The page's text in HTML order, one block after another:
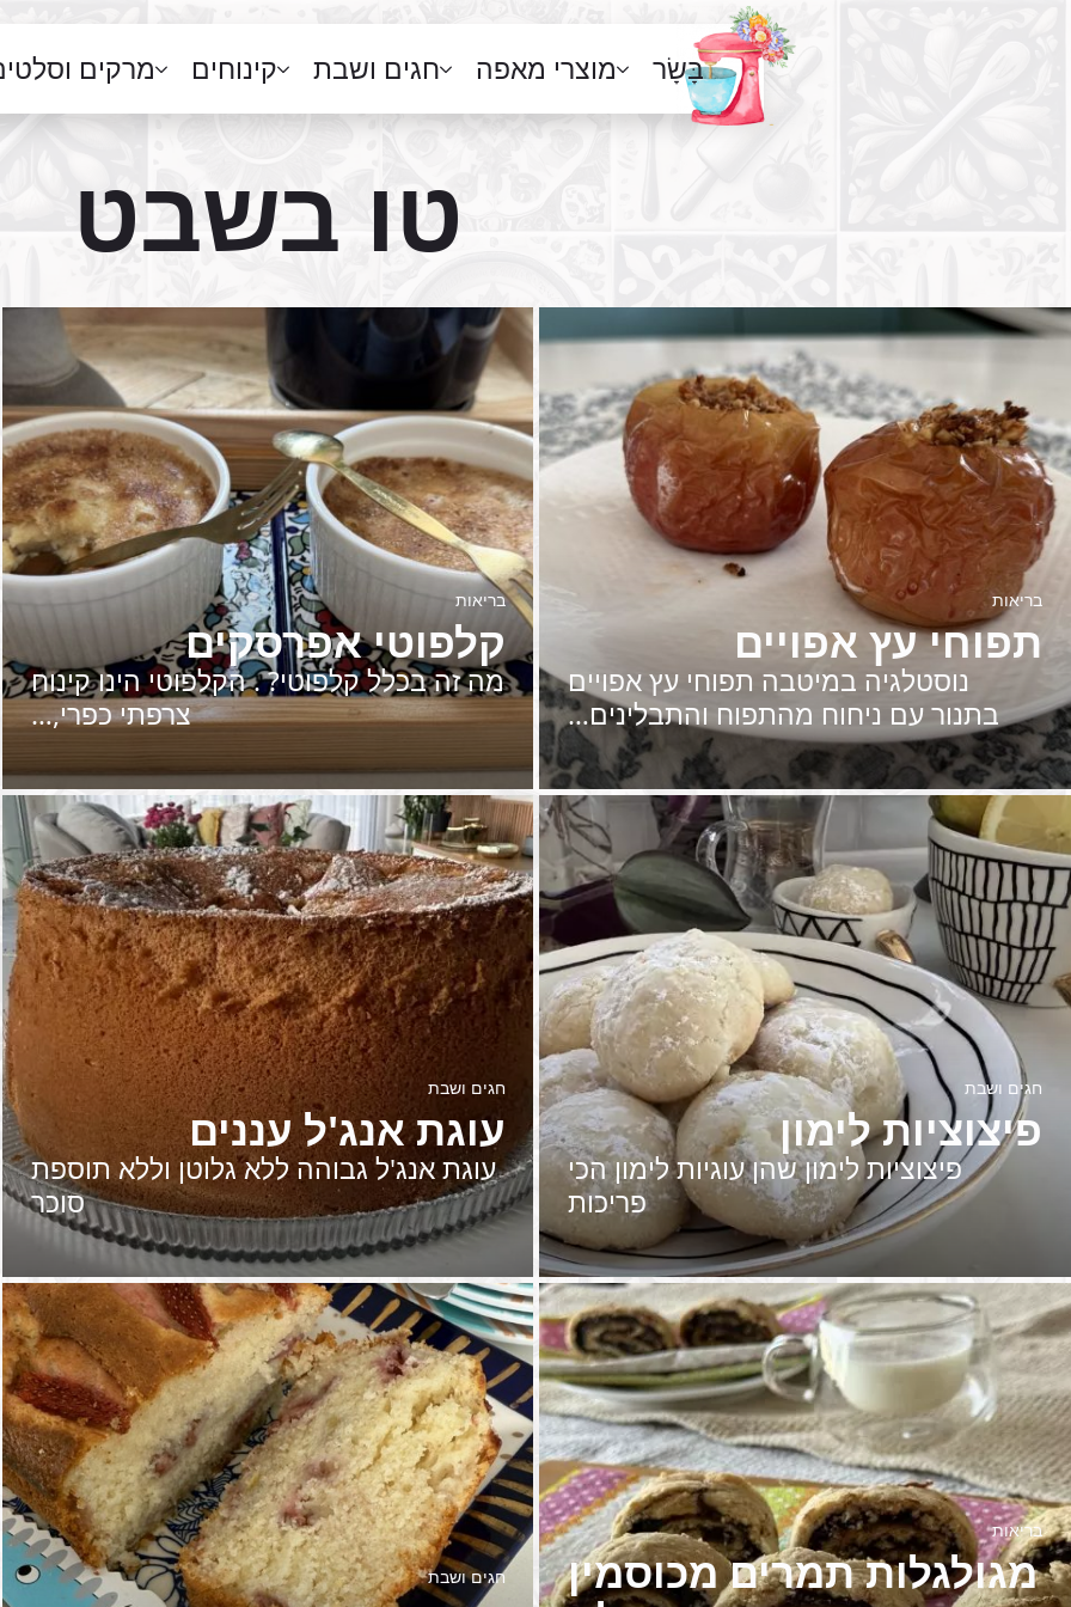
בָּשָׂר מוצרי מאפה חגים ושבת קינוחים מרקים
טו בשבט
תפוחי עץ אפויים
בריאות
נוסטלגיה במיטבה תפוחי עץ אפויים
בתנור עם ניחוח מהתפוח והתבלינים…
קלפוטי אפרסקים
בריאות
מה זה בכלל קלפוטי? . הקלפוטי הינו קינוח
צרפתי כפרי,…
פיצוציות לימון
חגים ושבת
פיצוציות לימון שהן עוגיות לימון הכי
פריכות
עוגת אנג'ל עננים
חגים ושבת
עוגת אנג'ל גבוהה ללא גלוטן וללא תוספת
סוכר
מגולגלות תמרים מכוסמין
בריאות
חגים ושבת